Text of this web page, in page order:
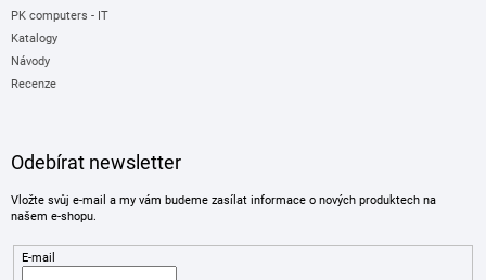
PK computers - IT
Katalogy
Návody
Recenze
Odebírat newsletter
Vložte svůj e-mail a my vám budeme zasílat informace o nových produktech na
našem e-shopu.
E-mail